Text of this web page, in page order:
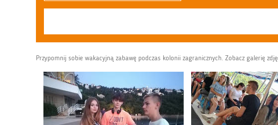
Przypomnij sobie wakacyjną zabawę podczas kolonii zagranicznych. Zobacz galerię